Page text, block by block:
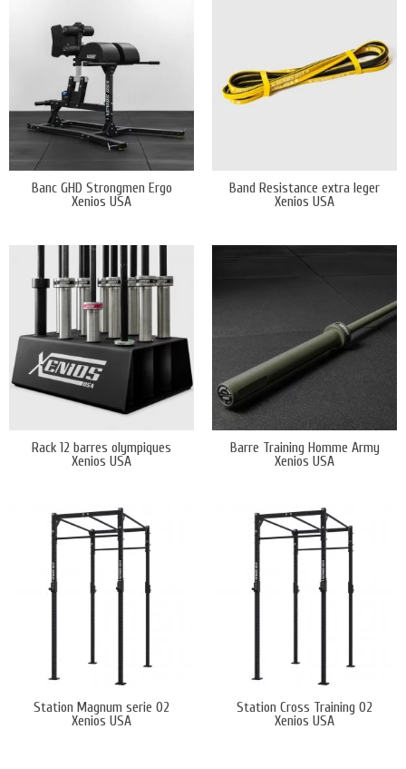
Demander un devis gratuit sous 24h
Banc GHD Strongmen Ergo
Xenios USA
Band Resistance extra leger
Xenios USA
Rack 12 barres olympiques
Xenios USA
Barre Training Homme Army
Xenios USA
Station Magnum serie 02
Xenios USA
Station Cross Training 02
Xenios USA